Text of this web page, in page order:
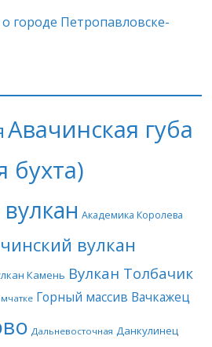
городе Петропавловске-
Авачинская губа
бухта)
Академика Королева
вулкан
Камень Вулкан Толбачик
Горный массив Вачкажец
Дальневосточная Данкулинец